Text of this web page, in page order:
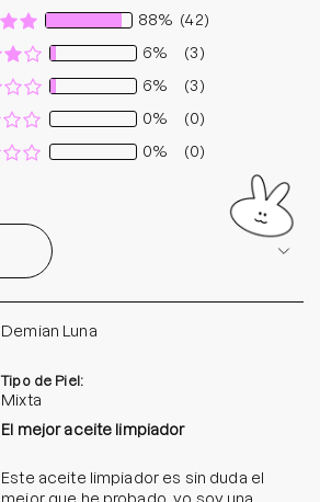
88% (42)
6%
(3)
6%
(3)
0%
(0)
0%
(0)
Demian Luna
Tipo de Piel:
Mixta
El mejor aceite limpiador
Este aceite limpiador es sin duda el